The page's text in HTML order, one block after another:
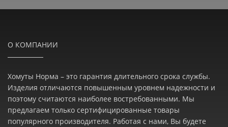
О КОМПАНИИ
Хомуты Норма – это гарантия длительного срока службы.
Изделия отличаются повышенным уровнем надежности и
поэтому считаются наиболее востребованными. Мы
предлагаем только сертифицированные товары
популярного производителя. Работая с нами, Вы будете